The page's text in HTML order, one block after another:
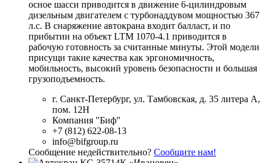
осное шасси приводится в движение 6-цилиндровым
дизельным двигателем с турбонаддувом мощностью 367
л.с. В снаряжение автокрана входит балласт, и по
прибытии на объект LTM 1070-4.1 приводится в
рабочую готовность за считанные минуты. Этой модели
присущи такие качества как эргономичность,
мобильность, высокий уровень безопасности и большая
грузоподъемность.
г. Санкт-Петербург, ул. Тамбовская, д. 35 литера А,
пом. 12Н
Компания "Биф"
+7 (812) 622-08-13
info@bifgroup.ru
Сообщение недействительно? Сообщите нам!